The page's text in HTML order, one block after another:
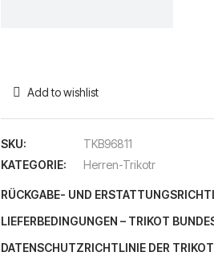
Add to wishlist
SKU:
TKB96811
KATEGORIE:
Herren-Trikotr
RÜCKGABE- UND
LIEFERBEDINGUNGEN – TRIKOT
DATENSCHUTZRICHTLINIE DER